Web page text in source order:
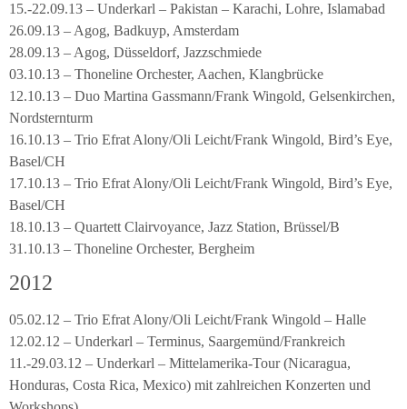
15.-22.09.13 – Underkarl – Pakistan – Karachi, Lohre, Islamabad
26.09.13 – Agog, Badkuyp, Amsterdam
28.09.13 – Agog, Düsseldorf, Jazzschmiede
03.10.13 – Thoneline Orchester, Aachen, Klangbrücke
12.10.13 – Duo Martina Gassmann/Frank Wingold, Gelsenkirchen,
Nordsternturm
16.10.13 – Trio Efrat Alony/Oli Leicht/Frank Wingold, Bird’s Eye,
Basel/CH
17.10.13 – Trio Efrat Alony/Oli Leicht/Frank Wingold, Bird’s Eye,
Basel/CH
18.10.13 – Quartett Clairvoyance, Jazz Station, Brüssel/B
31.10.13 – Thoneline Orchester, Bergheim
2012
05.02.12 – Trio Efrat Alony/Oli Leicht/Frank Wingold – Halle
12.02.12 – Underkarl – Terminus, Saargemünd/Frankreich
11.-29.03.12 – Underkarl – Mittelamerika-Tour (Nicaragua,
Honduras, Costa Rica, Mexico) mit zahlreichen Konzerten und